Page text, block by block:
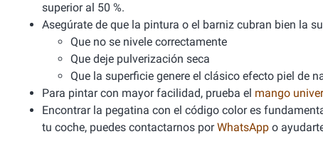
superior al 50 %.
Asegúrate de que la pintura o el barniz cubran bien la
Que no se nivele correctamente
Que deje pulverización seca
Que la superficie genere el clásico efecto piel de
Para pintar con mayor facilidad, prueba el mango
Encontrar la pegatina con el código color es
tu coche, puedes contactarnos porWhatsApp o